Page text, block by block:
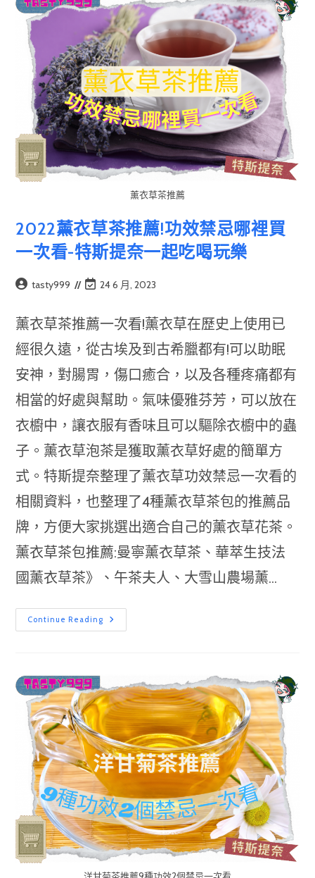
大
功
效
2
個
禁
忌
哪
裡
買
一
次
看-
特
斯
提
奈
一
樂
薰衣草茶推薦
2022薰衣草茶推薦!功效禁忌哪裡買
一次看-特斯提奈一起吃喝玩樂
Posttasty999
Post24 6 月, 2023
薰衣草茶推薦一次看!薰衣草在歷史上使用已
經很久遠，從古埃及到古希臘都有!可以助眠
安神，對腸胃，傷口癒合，以及各種疼痛都有
相當的好處與幫助。氣味優雅芬芳，可以放在
衣櫥中，讓衣服有香味且可以驅除衣櫥中的蟲
子。薰衣草泡茶是獲取薰衣草好處的簡單方
式。特斯提奈整理了薰衣草功效禁忌一次看的
相關資料，也整理了4種薰衣草茶包的推薦品
牌，方便大家挑選出適合自己的薰衣草花茶。
薰衣草茶包推薦:曼寧薰衣草茶、華萃生技法
國薰衣草茶》、午茶夫人、大雪山農場薰...
Continue Reading 2022
薰
功
效
禁
忌
哪
裡
買
一
次
特
斯
提
奈
一
起
吃
喝